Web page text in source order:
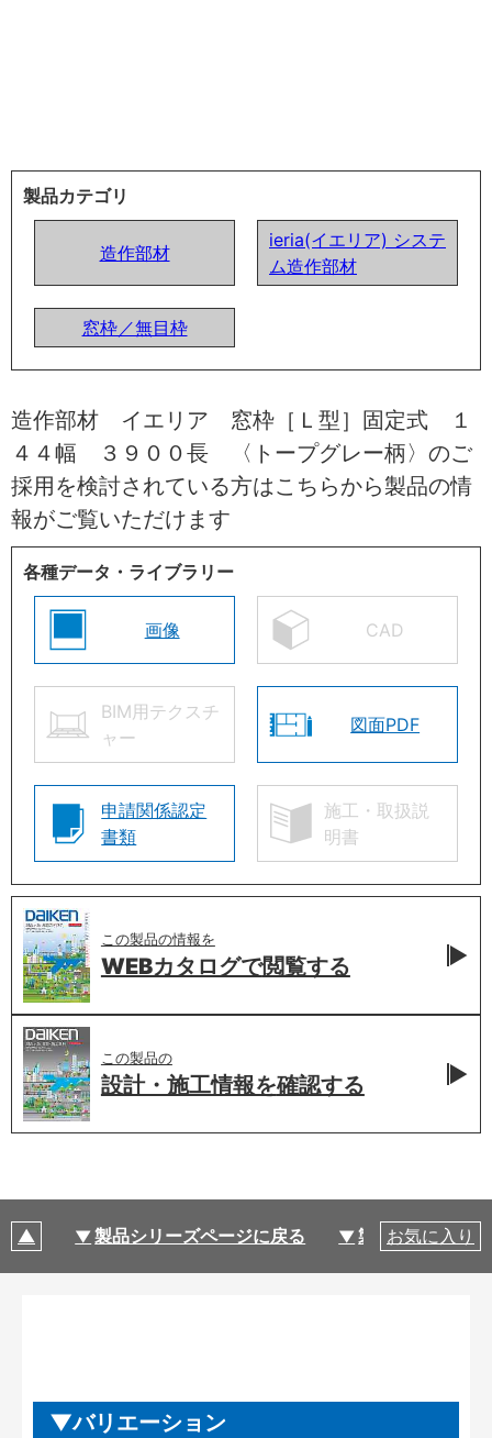
製品カテゴリ
造作部材
ieria(イエリア) システ
ム造作部材
窓枠／無目枠
造作部材 イエリア 窓枠［Ｌ型］固定式 １
４４幅 ３９００長 〈トープグレー柄〉のご
採用を検討されている方はこちらから製品の情
報がご覧いただけます
各種データ・ライブラリー
画像 CAD
BIM用テクスチ
ャー
図面PDF
申請関係認定
書類
施工・取扱説
明書
この製品の情報を
WEBカタログで閲覧する
この製品の
設計・施工情報を確認する
製品シリーズページに戻る 製品仕様
お気に入り
バリエーション